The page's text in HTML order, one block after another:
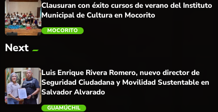
trending_flat
Clausuran con éxito cursos de verano del Instituto
Municipal de Cultura en Mocorito
MOCORITO
Next
Luis Enrique Rivera Romero, nuevo director de
Seguridad Ciudadana y Movilidad Sustentable en
Salvador Alvarado
GUAMÚCHIL